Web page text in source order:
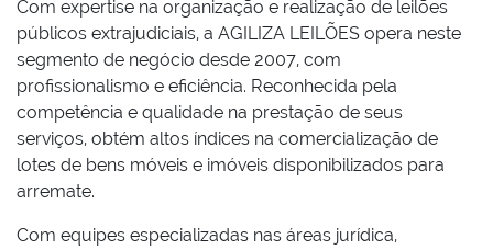
Com expertise na organização e realização de leilões
públicos extrajudiciais, a AGILIZA LEILÕES opera neste
segmento de negócio desde 2007, com
profissionalismo e eficiência. Reconhecida pela
competência e qualidade na prestação de seus
serviços, obtém altos índices na comercialização de
lotes de bens móveis e imóveis disponibilizados para
arremate.
Com equipes especializadas nas áreas jurídica,